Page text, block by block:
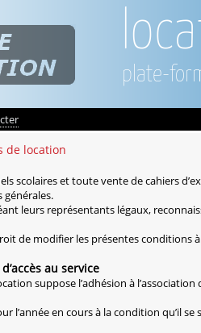
plate-
de location
scolaires et toute vente de cahiers
générales.
leurs représentants légaux,
de modifier les présentes conditions
au service
suppose l’adhésion à
l’année en cours à la condition qu’il